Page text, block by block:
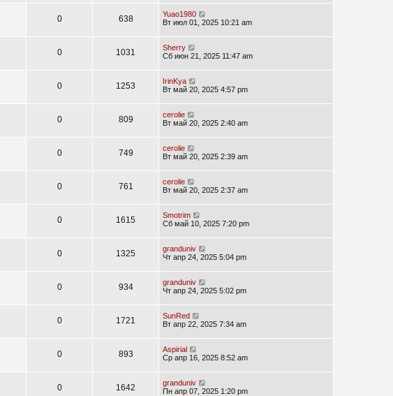
0 638
Yuao1980
Вт июл 01, 2025 10:21 am
0 1031
Sherry
Сб июн 21, 2025 11:47 am
0 1253
IrinKya
Вт май 20, 2025 4:57 pm
0 809
cerolie
Вт май 20, 2025 2:40 am
0 749
cerolie
Вт май 20, 2025 2:39 am
0 761
cerolie
Вт май 20, 2025 2:37 am
0 1615
Smotrim
Сб май 10, 2025 7:20 pm
0 1325
granduniv
Чт апр 24, 2025 5:04 pm
0 934
granduniv
Чт апр 24, 2025 5:02 pm
0 1721
SunRed
Вт апр 22, 2025 7:34 am
0 893
Aspirial
Ср апр 16, 2025 8:52 am
0 1642
granduniv
Пн апр 07, 2025 1:20 pm